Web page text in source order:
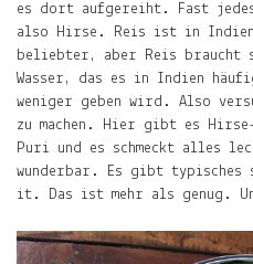
es dort aufgereiht. Fast
also Hirse. Reis ist in
beliebter, aber Reis braucht
Wasser, das es in Indien
weniger geben wird. Also
zu machen. Hier gibt es
Puri und es schmeckt alles
wunderbar. Es gibt typisches
it. Das ist mehr als genug.